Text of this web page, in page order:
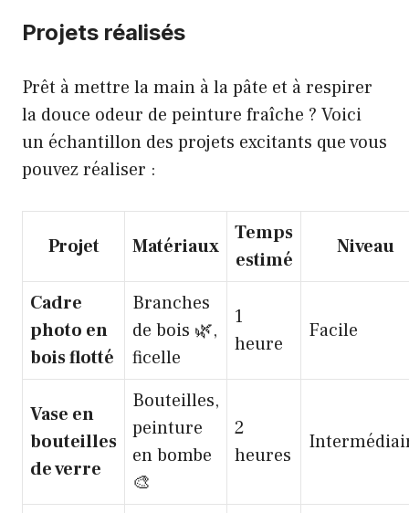
Projets réalisés
Prêt à mettre la main à la pâte et à respirer
la douce odeur de peinture fraîche ? Voici
un échantillon des projets excitants que vous
pouvez réaliser :
Projet Matériaux
Temps
estimé
Niveau
Cadre
photo en
bois flotté
Branches
de bois 🌿,
ficelle
1
heure
Facile
Vase en
bouteilles
de verre
Bouteilles,
peinture
en bombe
🎨
2
heures